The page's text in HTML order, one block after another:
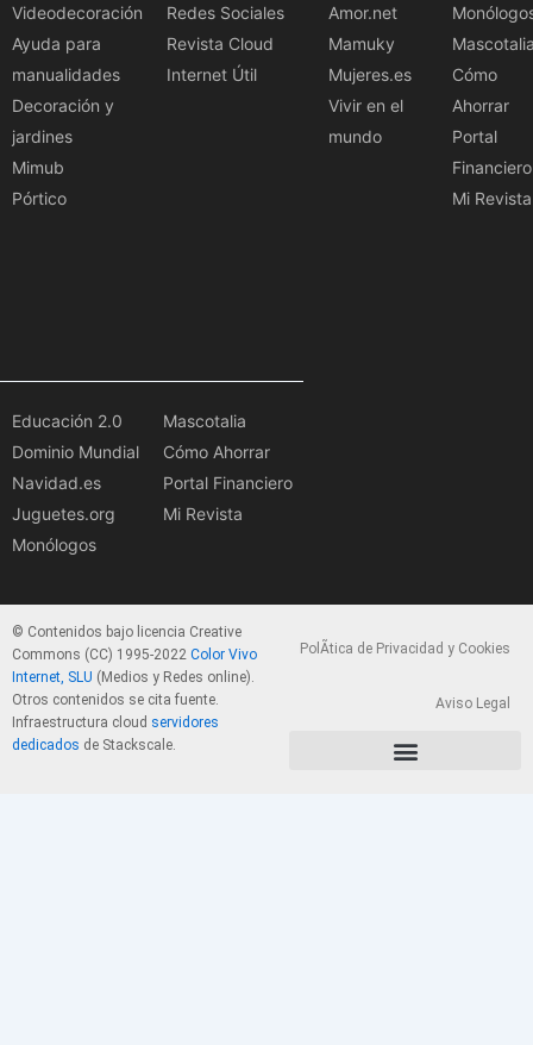
Videodecoración
Ayuda para
manualidades
Decoración y
jardines
Mimub
Pórtico
Redes Sociales
Revista Cloud
Internet Útil
Amor.net
Mamuky
Mujeres.es
Vivir en el
mundo
Cómo
Ahorrar
Portal
Financiero
Mi Revista
Educación 2.0
Dominio Mundial
Navidad.es
Juguetes.org
Monólogos
Mascotalia
Cómo Ahorrar
Portal Financiero
Mi Revista
© Contenidos bajo licencia Creative
Commons (CC) 1995-2022 Color Vivo
Internet, SLU (Medios y Redes online).
Otros contenidos se cita fuente.
Infraestructura cloud servidores
dedicados de Stackscale.
PolÃ­tica de Privacidad y Cookies
Aviso Legal